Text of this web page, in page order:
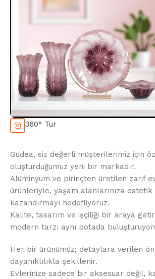
360° Tur
Gudea, siz değerli müşterilerimiz için
oluşturduğumuz yeni bir markadır.
Alüminyum ve pirinçten üretilen zarif
ürünleriyle, yaşam alanlarınıza estetik
kazandırmayı hedefliyoruz.
Kalite, tasarım ve işçiliği bir araya
modern tarzı aynı potada
Her bir ürünümüz; detaylara verilen
dayanıklılıkla şekillenir.
Evlerinize sadece bir aksesuar değil,